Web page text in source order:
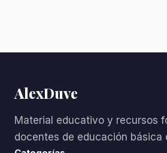
AlexDuve
Material educativo y recursos
docentes de educación básica